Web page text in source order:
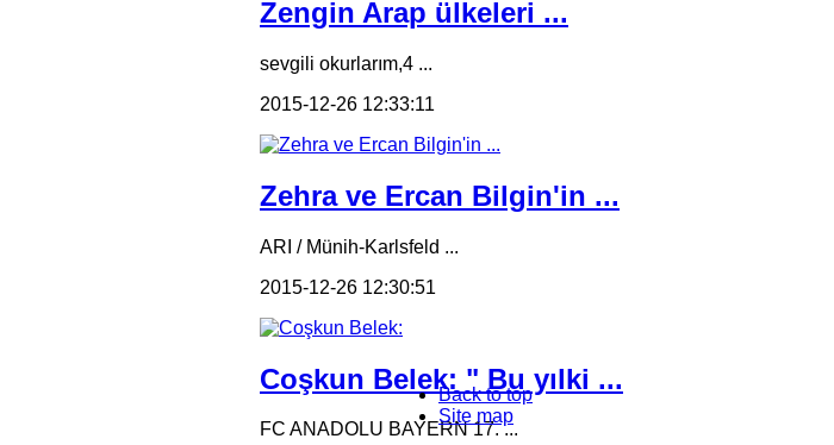
Zengin Arap ülkeleri ...
sevgili okurlarım,4 ...
2015-12-26 12:33:11
Zehra ve Ercan Bilgin'in ...
ARI / Münih-Karlsfeld ...
2015-12-26 12:30:51
Coşkun Belek: " Bu yılki ...
FC ANADOLU BAYERN 17. ...
Back to top
Site map